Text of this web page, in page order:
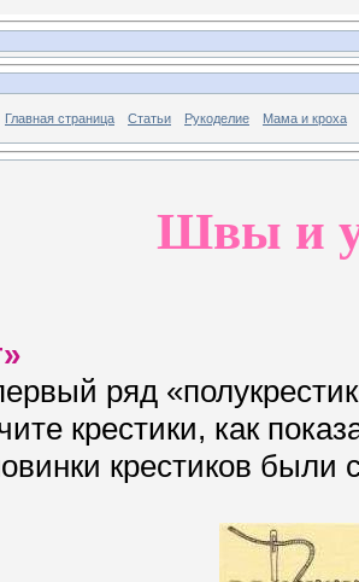
Главная страница Статьи Рукоделие Мама и кроха
Швы и
ряд
крестики, как
крестиков были